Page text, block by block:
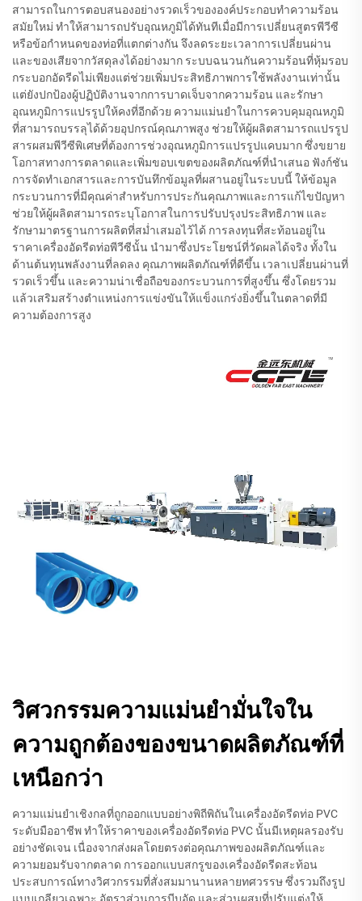
สามารถในการตอบสนองอย่างรวดเร็วขององค์ประกอบทำความร้อน
สมัยใหม่ ทำให้สามารถปรับอุณหภูมิได้ทันทีเมื่อมีการเปลี่ยนสูตรพีวีซี
หรือข้อกำหนดของท่อที่แตกต่างกัน จึงลดระยะเวลาการเปลี่ยนผ่าน
และของเสียจากวัสดุลงได้อย่างมาก ระบบฉนวนกันความร้อนที่หุ้มรอบ
กระบอกอัดรีดไม่เพียงแต่ช่วยเพิ่มประสิทธิภาพการใช้พลังงานเท่านั้น
แต่ยังปกป้องผู้ปฏิบัติงานจากการบาดเจ็บจากความร้อน และรักษา
อุณหภูมิการแปรรูปให้คงที่อีกด้วย ความแม่นยำในการควบคุมอุณหภูมิ
ที่สามารถบรรลุได้ด้วยอุปกรณ์คุณภาพสูง ช่วยให้ผู้ผลิตสามารถแปรรูป
สารผสมพีวีซีพิเศษที่ต้องการช่วงอุณหภูมิการแปรรูปแคบมาก ซึ่งขยาย
โอกาสทางการตลาดและเพิ่มขอบเขตของผลิตภัณฑ์ที่นำเสนอ ฟังก์ชัน
การจัดทำเอกสารและการบันทึกข้อมูลที่ผสานอยู่ในระบบนี้ ให้ข้อมูล
กระบวนการที่มีคุณค่าสำหรับการประกันคุณภาพและการแก้ไขปัญหา
ช่วยให้ผู้ผลิตสามารถระบุโอกาสในการปรับปรุงประสิทธิภาพ และ
รักษามาตรฐานการผลิตที่สม่ำเสมอไว้ได้ การลงทุนที่สะท้อนอยู่ใน
ราคาเครื่องอัดรีดท่อพีวีซีนั้น นำมาซึ่งประโยชน์ที่วัดผลได้จริง ทั้งใน
ด้านต้นทุนพลังงานที่ลดลง คุณภาพผลิตภัณฑ์ที่ดีขึ้น เวลาเปลี่ยนผ่านที่
รวดเร็วขึ้น และความน่าเชื่อถือของกระบวนการที่สูงขึ้น ซึ่งโดยรวม
แล้วเสริมสร้างตำแหน่งการแข่งขันให้แข็งแกร่งยิ่งขึ้นในตลาดที่มี
ความต้องการสูง
วิศวกรรมความแม่นยำมั่นใจใน
ความถูกต้องของขนาดผลิตภัณฑ์ที่
เหนือกว่า
ความแม่นยำเชิงกลที่ถูกออกแบบอย่างพิถีพิถันในเครื่องอัดรีดท่อ PVC
ระดับมืออาชีพ ทำให้ราคาของเครื่องอัดรีดท่อ PVC นั้นมีเหตุผลรองรับ
อย่างชัดเจน เนื่องจากส่งผลโดยตรงต่อคุณภาพของผลิตภัณฑ์และ
ความยอมรับจากตลาด การออกแบบสกรูของเครื่องอัดรีดสะท้อน
ประสบการณ์ทางวิศวกรรมที่สั่งสมมานานหลายทศวรรษ ซึ่งรวมถึงรูป
แบบเกลียวเฉพาะ อัตราส่วนการบีบอัด และส่วนผสมที่ปรับแต่งให้